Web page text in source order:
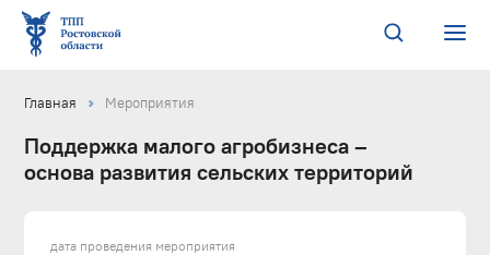
Главная Мероприятия
Поддержка малого агробизнеса –
основа развития сельских территорий
дата проведения мероприятия